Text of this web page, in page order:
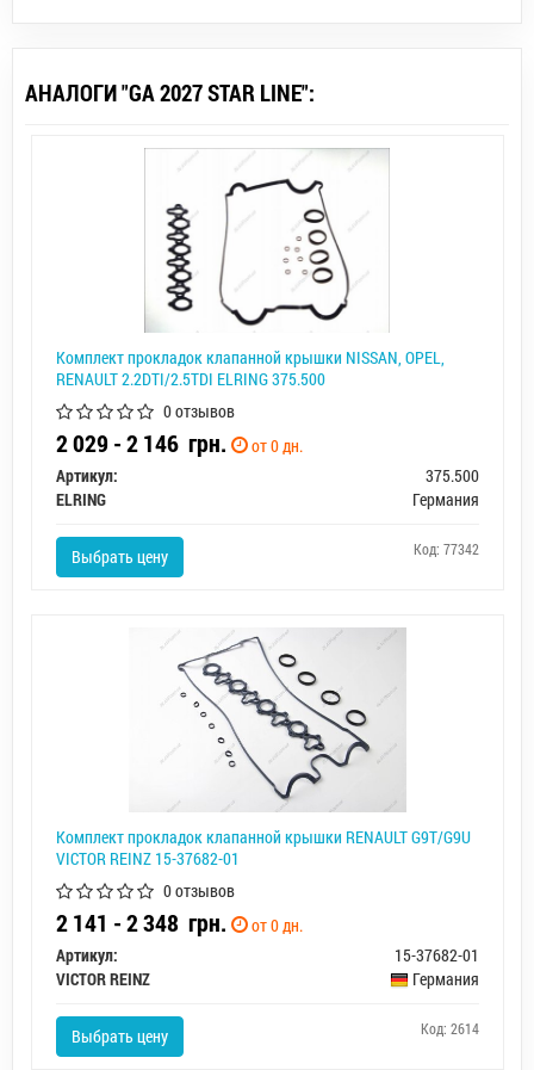
АНАЛОГИ "GA 2027 STAR LINE":
Комплект прокладок клапанной крышки NISSAN, OPEL,
RENAULT 2.2DTI/2.5TDI ELRING 375.500
0 отзывов
2 029 - 2 146 грн.
от 0 дн.
Артикул:
375.500
ELRING
Германия
Выбрать цену Код: 77342
Комплект прокладок клапанной крышки RENAULT G9T/G9U
VICTOR REINZ 15-37682-01
0 отзывов
2 141 - 2 348 грн.
от 0 дн.
Артикул:
15-37682-01
VICTOR REINZ
Германия
Выбрать цену Код: 2614